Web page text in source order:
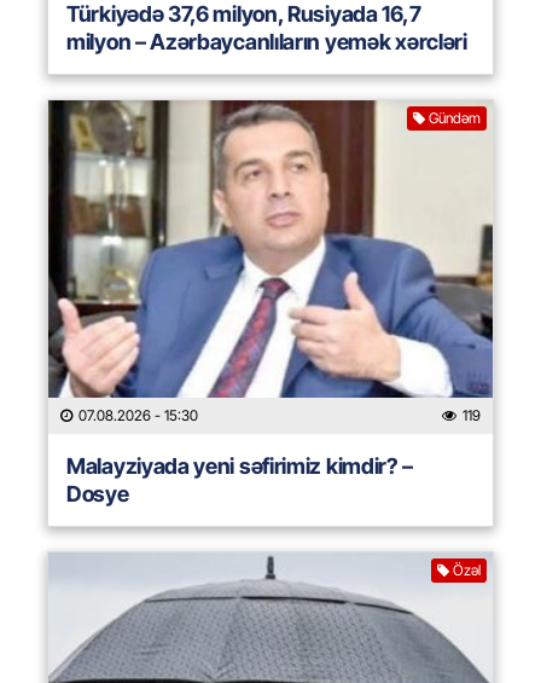
Türkiyədə 37,6 milyon, Rusiyada 16,7
milyon – Azərbaycanlıların yemək xərcləri
Gündəm
07.08.2026 - 15:30 119
Malayziyada yeni səfirimiz kimdir? –
Dosye
Özəl